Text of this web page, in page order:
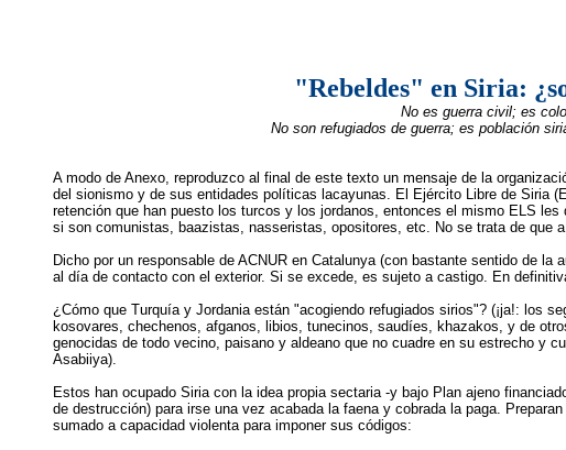
"Rebeldes" en Siria:
No es guerra civil; es
No son refugiados de guerra; es población
A modo de Anexo, reproduzco al final de este texto un mensaje de la
del sionismo y de sus entidades políticas lacayunas. El Ejército Libre de Siria
retención que han puesto los turcos y los jordanos, entonces el mismo ELS
si son comunistas, baazistas, nasseristas, opositores, etc. No se trata de que
Dicho por un responsable de ACNUR en Catalunya (con bastante sentido de
al día de contacto con el exterior. Si se excede, es sujeto a castigo. En
¿Cómo que Turquía y Jordania están "acogiendo refugiados sirios"? (¡ja!: los
kosovares, chechenos, afganos, libios, tunecinos, saudíes, khazakos, y de
genocidas de todo vecino, paisano y aldeano que no cuadre en su estrecho y
Asabiiya).
Estos han ocupado Siria con la idea propia sectaria -y bajo Plan ajeno
de destrucción) para irse una vez acabada la faena y cobrada la paga.
sumado a capacidad violenta para imponer sus códigos: